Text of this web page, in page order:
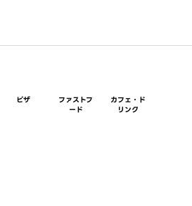
ピザ
ファストフ
ード
カフェ・ド
リンク